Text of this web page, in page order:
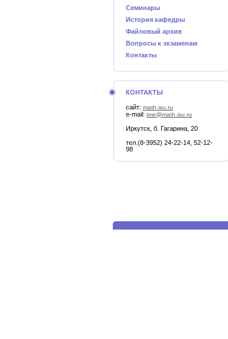
Семинары
История кафедры
Файловый архив
Вопросы к экзаменам
Контакты
КОНТАКТЫ
сайт: math.isu.ru
e-mail: ime@math.isu.ru
Иркутск, б. Гагарина, 20
тел.(8-3952) 24-22-14, 52-12-
98